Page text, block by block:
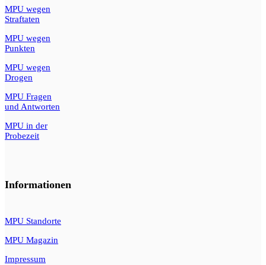
MPU wegen
Straftaten
MPU wegen
Punkten
MPU wegen
Drogen
MPU Fragen
und Antworten
MPU in der
Probezeit
Informationen
MPU Standorte
MPU Magazin
Impressum